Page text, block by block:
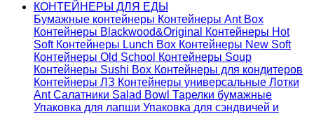
КОНТЕЙНЕРЫ ДЛЯ ЕДЫ
Бумажные контейнеры Контейнеры Ant Box
Контейнеры Blackwood&Original
Контейнеры Hot
Soft Контейнеры Lunch Box Контейнеры New Soft
Контейнеры Old School Контейнеры Soup
Контейнеры Sushi Box Контейнеры для кондитеров
Контейнеры ЛЗ Контейнеры универсальные Лотки
AntСалатники Salad Bowl Тарелки бумажные
Упаковка для лапши Упаковка для сэндвичей и